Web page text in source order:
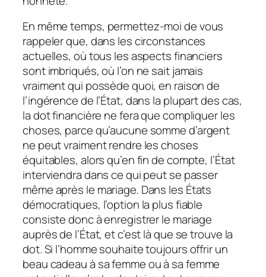
En même temps, permettez-moi de vous
rappeler que, dans les circonstances
actuelles, où tous les aspects financiers
sont imbriqués, où l’on ne sait jamais
vraiment qui possède quoi, en raison de
l’ingérence de l’État, dans la plupart des cas,
la dot financière ne fera que compliquer les
choses, parce qu’aucune somme d’argent
ne peut vraiment rendre les choses
équitables, alors qu’en fin de compte, l’État
interviendra dans ce qui peut se passer
même après le mariage. Dans les États
démocratiques, l’option la plus fiable
consiste donc à enregistrer le mariage
auprès de l’État, et c’est là que se trouve la
dot. Si l’homme souhaite toujours offrir un
beau cadeau à sa femme ou à sa femme